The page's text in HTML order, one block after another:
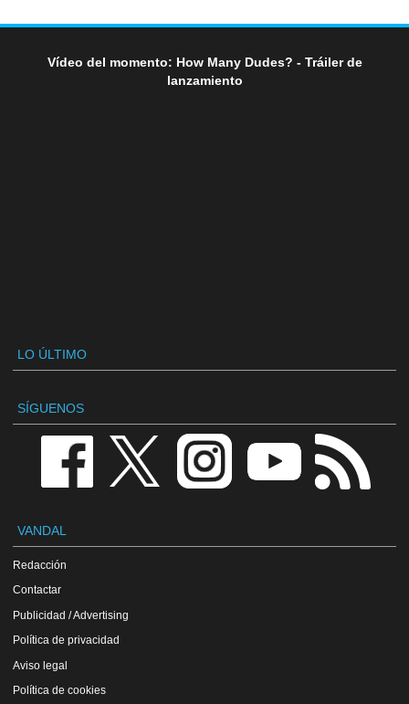
Vídeo del momento: How Many Dudes? - Tráiler de
lanzamiento
LO ÚLTIMO
SÍGUENOS
VANDAL
Redacción
Contactar
Publicidad / Advertising
Política de privacidad
Aviso legal
Política de cookies